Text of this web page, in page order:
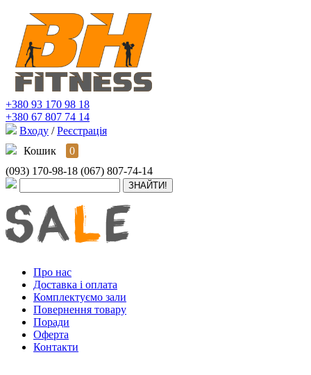
+380 93 170 98 18
+380 67 807 74 14
Входу / Реєстрація
Кошик
0
(093) 170-98-18 (067) 807-74-14
Про нас
Доставка і оплата
Комплектуємо зали
Повернення товару
Поради
Оферта
Контакти